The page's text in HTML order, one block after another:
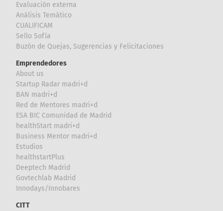
Evaluación externa
Análisis Temático
CUALIFICAM
Sello Sofía
Buzón de Quejas, Sugerencias y Felicitaciones
Emprendedores
About us
Startup Radar madri+d
BAN madri+d
Red de Mentores madri+d
ESA BIC Comunidad de Madrid
healthStart madri+d
Business Mentor madri+d
Estudios
healthstartPlus
Deeptech Madrid
Govtechlab Madrid
Innodays/Innobares
CITT